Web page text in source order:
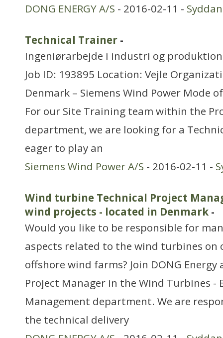
DONG ENERGY A/S - 2016-02-11 -
Technical Trainer -
Ingeniørarbejde i industri og produktion
Job ID: 193895 Location: Vejle
Denmark – Siemens Wind Power Mode
For our Site Training team within the
department, we are looking for a
eager to play an
Siemens Wind Power A/S - 2016-02-11 -
Wind turbine Technical Project
wind projects - located in Denmark -
Would you like to be responsible for
aspects related to the wind turbines on
offshore wind farms? Join DONG
Project Manager in the Wind Turbines -
Management department. We are
the technical delivery